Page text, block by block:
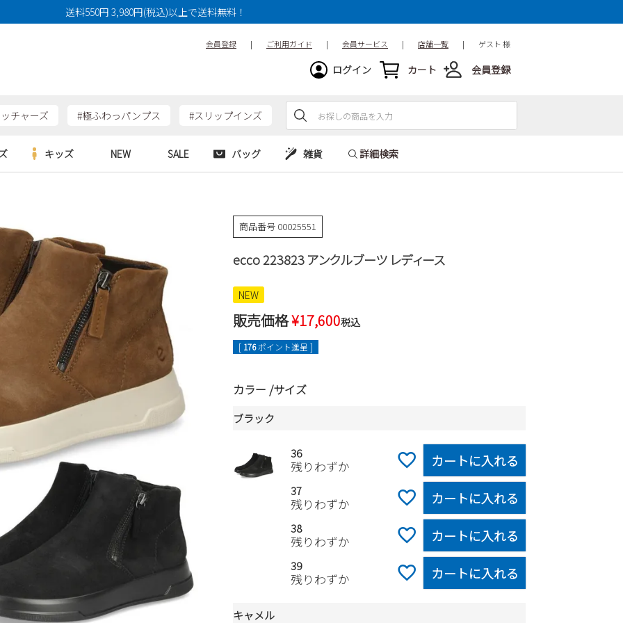
送料550円 3,980円(税込)以上で送料無料！
会員登録 | ご利用ガイド | 会員サービス | 店舗一覧 | ゲスト 様
ログイン カート 会員登録
チャーズ #極ふわっパンプス #スリップインズ
ューズ
new balance
puma
ワークシューズ
ブーツ
ウェア
new balance
キッズ NEW SALE バッグ
ーバッグ
雑貨 詳細検索
商品番号 00025551
ecco 223823 アンクルブーツ レディース
NEW
販売価格¥17,600税込
[ 176ポイント進呈 ]
カラー サイズ
ブラック
36
残りわずか カートに入れる
37
残りわずか カートに入れる
38
残りわずか カートに入れる
39
残りわずか カートに入れる
キャメル